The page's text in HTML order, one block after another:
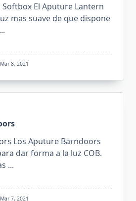
El Aputure Lantern
mas suave de que dispone
...
Mar 8, 2021
Los Aputure Barndoors
dar forma a la luz COB.
...
Mar 7, 2021